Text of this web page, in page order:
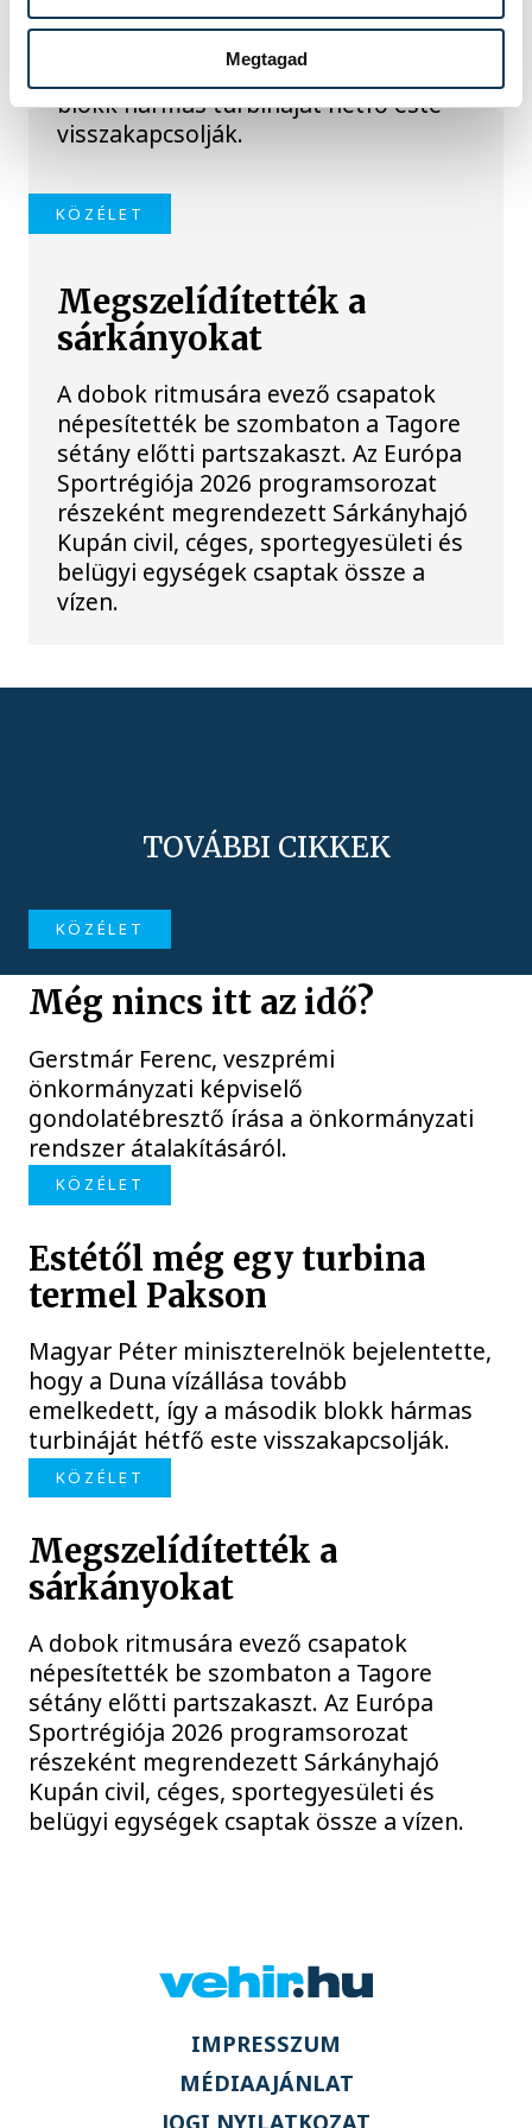
Megtagad
Magyar Péter miniszterelnök
bejelentette, hogy a Duna vízállása
tovább emelkedett, így a második
blokk hármas turbináját hétfő este
visszakapcsolják.
KÖZÉLET
Megszelídítették a
sárkányokat
A dobok ritmusára evező csapatok
népesítették be szombaton a Tagore
sétány előtti partszakaszt. Az Európa
Sportrégiója 2026 programsorozat
részeként megrendezett Sárkányhajó
Kupán civil, céges, sportegyesületi és
belügyi egységek csaptak össze a
vízen.
TOVÁBBI CIKKEK
KÖZÉLET
Még nincs itt az idő?
Gerstmár Ferenc, veszprémi
önkormányzati képviselő
gondolatébresztő írása a önkormányzati
rendszer átalakításáról.
KÖZÉLET
Estétől még egy turbina
termel Pakson
Magyar Péter miniszterelnök bejelentette,
hogy a Duna vízállása tovább
emelkedett, így a második blokk hármas
turbináját hétfő este visszakapcsolják.
KÖZÉLET
Megszelídítették a
sárkányokat
A dobok ritmusára evező csapatok
népesítették be szombaton a Tagore
sétány előtti partszakaszt. Az Európa
Sportrégiója 2026 programsorozat
részeként megrendezett Sárkányhajó
Kupán civil, céges, sportegyesületi és
belügyi egységek csaptak össze a vízen.
IMPRESSZUM
MÉDIAAJÁNLAT